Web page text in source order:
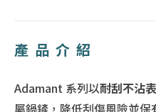
產品介紹
Adamant 系列以耐刮不沾